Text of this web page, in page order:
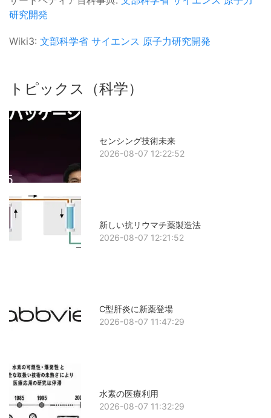
研究開発
Wiki3: 文部科学省 サイエンス 原子力研究開発
トピックス（科学）
センシング技術未来
2026-08-07 12:22:52
新しい抗リウマチ薬製造法
2026-08-07 12:21:52
C型肝炎に新薬登場
2026-08-07 11:47:29
水素の医療利用
2026-08-07 11:32:29